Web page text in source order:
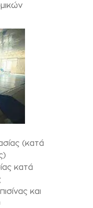
(κατά
κατά
και